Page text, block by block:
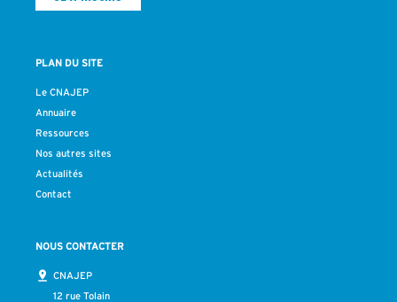
PLAN DU SITE
Le CNAJEP
Annuaire
Ressources
Nos autres sites
Actualités
Contact
NOUS CONTACTER
CNAJEP
12 rue Tolain